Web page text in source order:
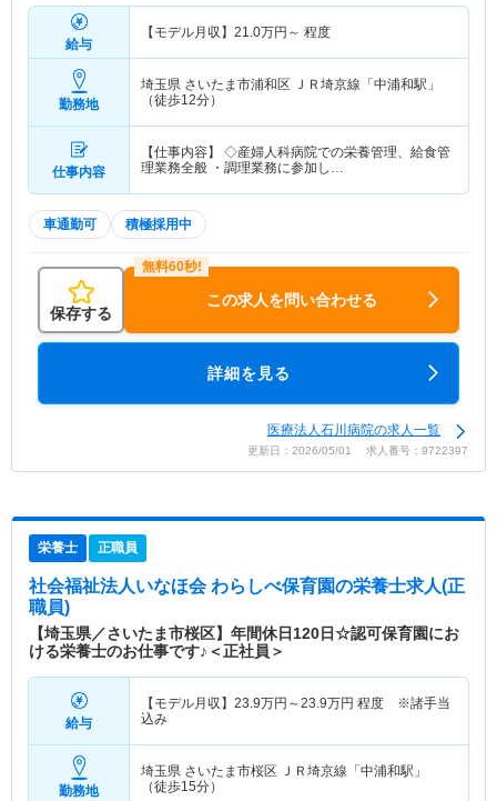
給与
【モデル月収】 21.0万円～ 程度
勤務地
埼玉県 さいたま市浦和区 ＪＲ埼京線「中浦和駅」
（徒歩12分）
仕事内容
【仕事内容】 ◇産婦人科病院での栄養管理、給食管
理業務全般 ・調理業務に参加し…
車通勤可 積極採用中
保存する
この求人を問い合わせる
詳細を見る
医療法人石川病院の求人一覧
更新日：2026/05/01 求人番号：9722397
栄養士 正職員
社会福祉法人いなほ会 わらしべ保育園の栄養士求人(正
職員)
【埼玉県／さいたま市桜区】年間休日120日☆認可保育園にお
ける栄養士のお仕事です♪＜正社員＞
給与
【モデル月収】 23.9万円～23.9万円 程度 ※諸手当
込み
勤務地
埼玉県 さいたま市桜区 ＪＲ埼京線「中浦和駅」
（徒歩15分）